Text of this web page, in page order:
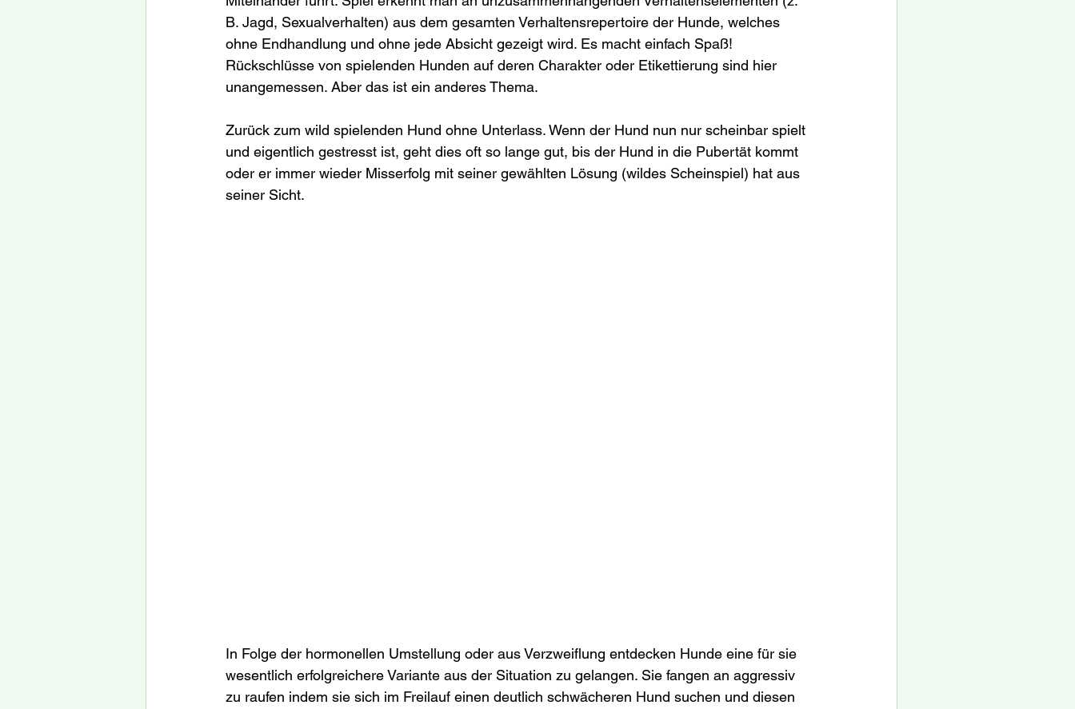
B. Jagd, Sexualverhalten) aus dem gesamten Verhaltensrepertoire der Hunde, welches
ohne Endhandlung und ohne jede Absicht gezeigt wird. Es macht einfach Spaß!
Rückschlüsse von spielenden Hunden auf deren Charakter oder Etikettierung sind hier
unangemessen. Aber das ist ein anderes Thema.
Zurück zum wild spielenden Hund ohne Unterlass. Wenn der Hund nun nur scheinbar spielt
und eigentlich gestresst ist, geht dies oft so lange gut, bis der Hund in die Pubertät kommt
oder er immer wieder Misserfolg mit seiner gewählten Lösung (wildes Scheinspiel) hat aus
seiner Sicht.
In Folge der hormonellen Umstellung oder aus Verzweiflung entdecken Hunde eine für sie
wesentlich erfolgreichere Variante aus der Situation zu gelangen. Sie fangen an aggressiv
zu raufen indem sie sich im Freilauf einen deutlich schwächeren Hund suchen und diesen